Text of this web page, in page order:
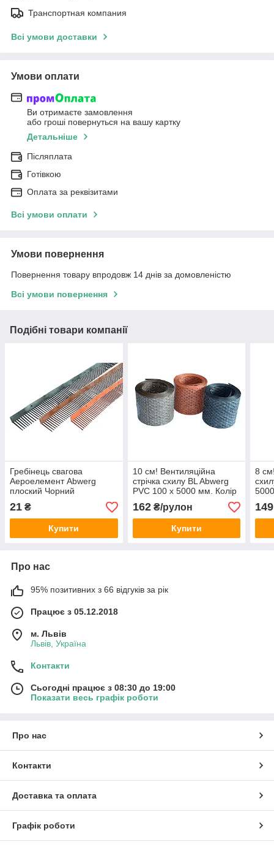
Транспортная компания
Всі умови доставки
Умови оплати
Ви отримаєте замовлення
або гроші повернуться на вашу картку
Детальніше
Післяплата
Готівкою
Оплата за реквізитами
Всі умови оплати
Умови повернення
Повернення товару впродовж 14 днів за домовленістю
Всі умови повернення
Подібні товари компанії
Гребінець свагова
Аероелемент Abwerg
плоский Чорний
21 ₴
Купити
10 см! Вентиляційна
стрічка схилу BL Abwerg
PVC 100 х 5000 мм. Колір
коричневий 8017 (Poland)
162₴/рулон
Купити
8
149
Про нас
95% позитивних з 66 відгуків за рік
Працює з 05.12.2018
м. Львів
Львів, Україна
Контакти
Сьогодні працює з 08:30 до 19:00
Показати весь графік роботи
Про нас
Контакти
Доставка та оплата
Графік роботи